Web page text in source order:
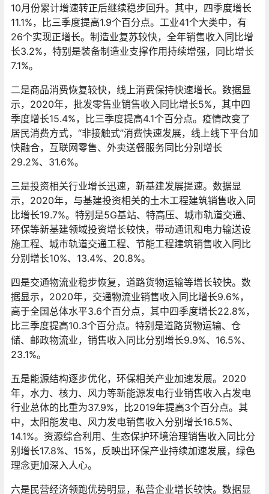
10月份累计增速转正后继续稳步回升。其中，四季度增长
11.1%，比三季度提高1.9个百分点。工业41个大类中，有
26个实现正增长。制造业复苏较快，全年销售收入同比增
长3.2%，特别是装备制造业支撑作用持续增强，同比增长
7.1%。
二是商品消费恢复较快，线上消费保持快速增长。数据显
示，2020年，批发零售业销售收入同比增长5%，其中四
季度增长15.4%，比三季度提高4.1个百分点。疫情改变了
居民消费方式，“非接触式”消费快速发展，线上线下平台加
快融合，互联网零售、外卖送餐服务同比分别增长
29.2%、31.6%。
三是投资相关行业增长迅速，新基建发展提速。数据显
示，2020年，与基建投资相关的土木工程建筑销售收入同
比增长19.7%。特别是5G基站、特高压、城市轨道交通、
环保等新基建领域投资增长较快，带动通讯和电力输送设
施工程、城市轨道交通工程、节能工程建筑销售收入同比
分别增长10%、13.4%、20.8%。
四是交通物流业稳步恢复，道路货物运输等增长较快。数
据显示，2020年，交通物流业销售收入同比增长9.6%，
高于全国总体水平3.6个百分点，其中四季度增长22.8%，
比三季度提高10.3个百分点。特别是道路货物运输、仓
储、邮政物流业，销售收入同比分别增长9.9%、16.5%、
23.1%。
五是能源结构逐步优化，环保相关产业加速发展。2020
年，水力、核力、风力等新能源发电行业销售收入占发电
行业总体的比重为37.9%，比2019年提高3个百分点。其
中，太阳能发电、风力发电销售收入分别增长16.5%、
14.1%。资源综合利用、生态保护环境治理销售收入同比分
别增长17.8%、15%，反映出环保产业持续加速发展，绿色
理念更加深入人心。
六是民营经济领跑优势明显，私营企业增长较快。数据显